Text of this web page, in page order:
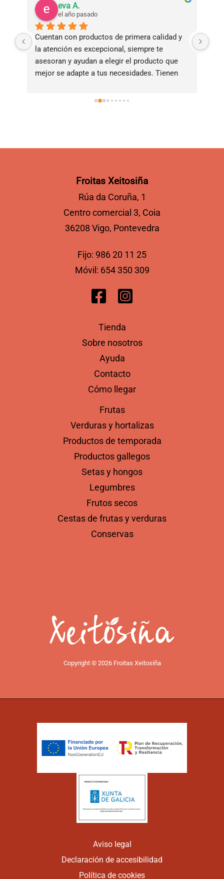
eva A.
el año pasado
Cuentan con productos de primera calidad y
la atención es excepcional, siempre te
asesoran y ayudan a elegir el producto que
mejor se adapte a tus necesidades. Tienen
Froitas Xeitosiña
Rúa da Coruña, 1
Centro comercial 3, Coia
36208 Vigo, Pontevedra
Fijo: 986 20 11 25
Móvil: 654 350 309
Tienda
Sobre nosotros
Ayuda
Contacto
Cómo llegar
Frutas
Verduras y hortalizas
Productos de temporada
Productos gallegos
Setas y hongos
Legumbres
Frutos secos
Cestas de frutas y verduras
Conservas
Copyright © 2026 Froitas Xeitosiña
Aviso legal
Declaración de accesibilidad
Política de cookies